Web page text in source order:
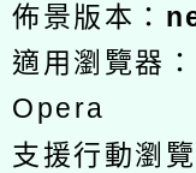
佈景版本：
適用瀏覽器
Opera
支援行動瀏